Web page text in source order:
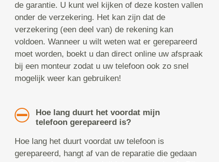
de garantie. U kunt wel kijken of deze kosten vallen
onder de verzekering. Het kan zijn dat de
verzekering (een deel van) de rekening kan
voldoen. Wanneer u wilt weten wat er gerepareerd
moet worden, boekt u dan direct online uw afspraak
bij een monteur zodat u uw telefoon ook zo snel
mogelijk weer kan gebruiken!
Hoe lang duurt het voordat mijn
telefoon gerepareerd is?
Hoe lang het duurt voordat uw telefoon is
gerepareerd, hangt af van de reparatie die gedaan